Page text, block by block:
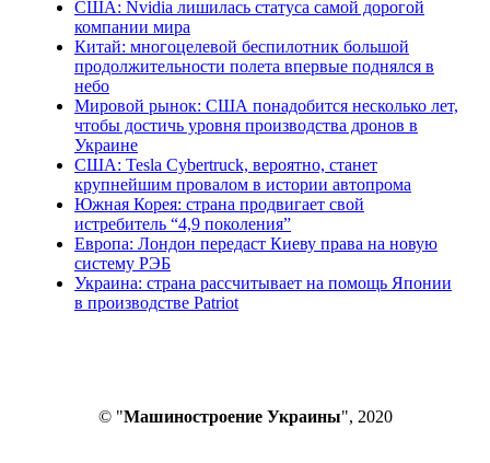
США: Nvidia лишилась статуса самой дорогой
компании мира
Китай: многоцелевой беспилотник большой
продолжительности полета впервые поднялся в
небо
Мировой рынок: США понадобится несколько лет,
чтобы достичь уровня производства дронов в
Украине
США: Tesla Cybertruck, вероятно, станет
крупнейшим провалом в истории автопрома
Южная Корея: страна продвигает свой
истребитель “4,9 поколения”
Европа: Лондон передаст Киеву права на новую
систему РЭБ
Украина: страна рассчитывает на помощь Японии
в производстве Patriot
© "Машиностроение Украины", 2020